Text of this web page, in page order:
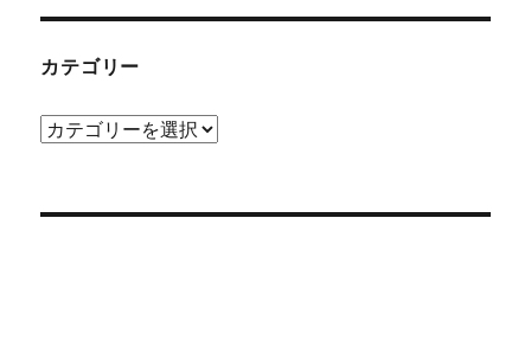
ブ
カテゴリー
カ